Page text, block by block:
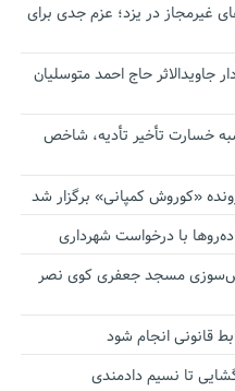
غیرمجاز در یزد؛ عزم جدی برای
حاج احمد متوسلیان
خسارت تأخیر تأدیه، شاخص
«کوروش کمپانی» برگزار شد
با درخواست شهرداری
مسجد جعفری کوی نصر
قانونی انجام شود
تا نسیم دادمندی